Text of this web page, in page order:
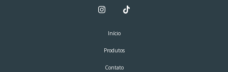
Início
Produtos
Contato